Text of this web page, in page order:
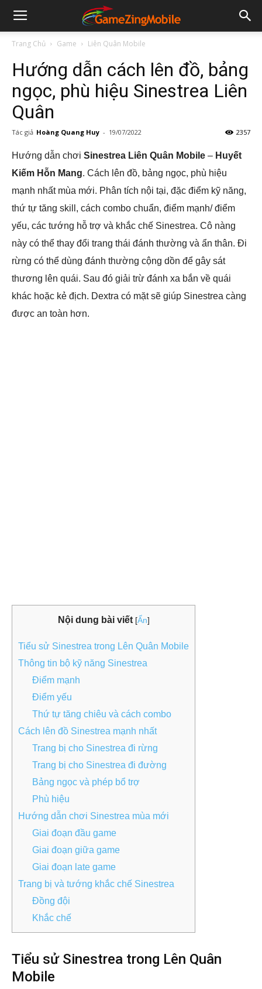
Trang Chủ Game Liên Quân Mobile
Hướng dẫn cách lên đồ, bảng
ngọc, phù hiệu Sinestrea Liên
Quân
Tác giả Hoàng Quang Huy - 19/07/2022 2357
Hướng dẫn chơi Sinestrea Liên Quân Mobile – Huyết
Kiếm Hỗn Mang. Cách lên đồ, bảng ngọc, phù hiệu
mạnh nhất mùa mới. Phân tích nội tại, đặc điểm kỹ năng,
thứ tự tăng skill, cách combo chuẩn, điểm mạnh/ điểm
yếu, các tướng hỗ trợ và khắc chế Sinestrea. Cô nàng
này có thể thay đổi trang thái đánh thường và ẩn thân. Đi
rừng có thể dùng đánh thường cộng dồn để gây sát
thương lên quái. Sau đó giải trừ đánh xa bắn về quái
khác hoặc kẻ địch. Dextra có mặt sẽ giúp Sinestrea càng
được an toàn hơn.
Nội dung bài viết [Ẩn]
Tiểu sử Sinestrea trong Lên Quân Mobile
Thông tin bộ kỹ năng Sinestrea
Điểm mạnh
Điểm yếu
Thứ tự tăng chiêu và cách combo
Cách lên đồ Sinestrea mạnh nhất
Trang bị cho Sinestrea đi rừng
Trang bị cho Sinestrea đi đường
Bảng ngọc và phép bổ trợ
Phù hiệu
Hướng dẫn chơi Sinestrea mùa mới
Giai đoạn đầu game
Giai đoạn giữa game
Giai đoạn late game
Trang bị và tướng khắc chế Sinestrea
Đồng đội
Khắc chế
Tiểu sử Sinestrea trong Lên Quân
Mobile